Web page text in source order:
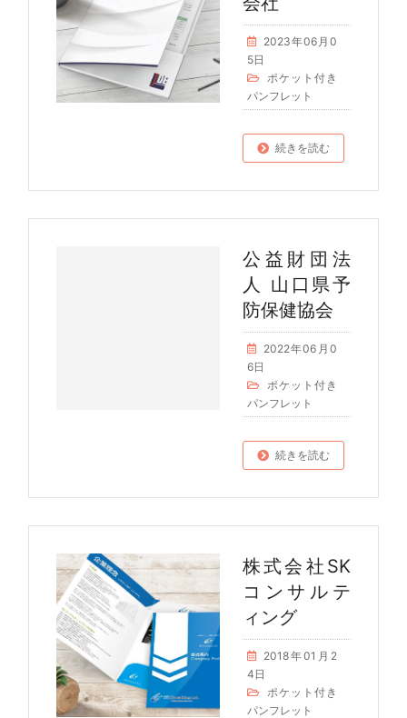
2023年06月0
5日
ポケット付き
パンフレット
続きを読む
公益財団法
人 山口県予
防保健協会
2022年06月0
6日
ポケット付き
パンフレット
続きを読む
株式会社SK
コンサルテ
ィング
2018年01月2
4日
ポケット付き
パンフレット